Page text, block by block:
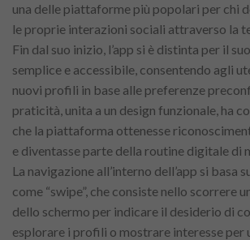
una delle piattaforme più popolari per chi
le proprie interazioni sociali attraverso la
Fin dal suo inizio, l’app si è distinta per il
semplice e accessibile, consentendo agli
nuovi profili in base alle preferenze
praticità, unita a un design funzionale, ha
che la piattaforma ottenesse
e diventasse parte della routine digitale di
La navigazione all’interno dell’app si basa
come “swipe”, che consiste nello scorrere
dello schermo per indicare il desiderio di
esplorare i profili o mostrare interesse per